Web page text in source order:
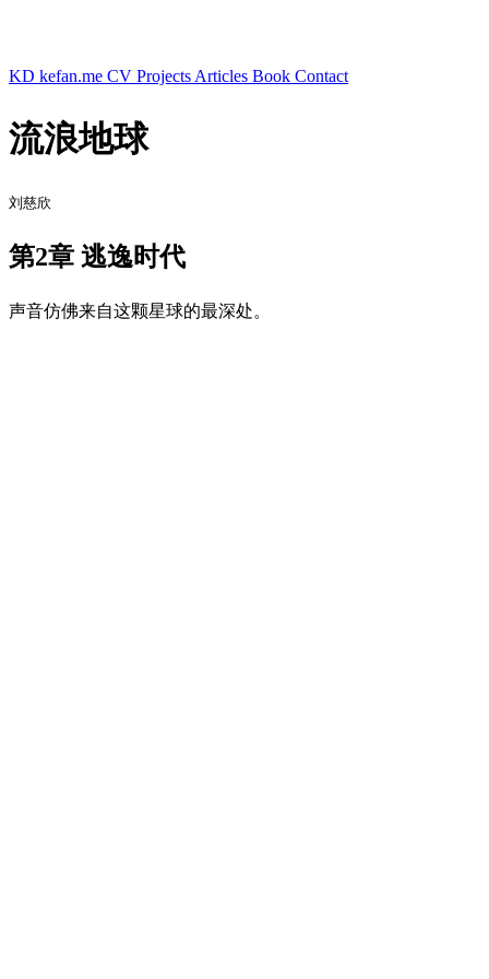
KD kefan.me CV Projects Articles Book Contact
流浪地球
刘慈欣
第2章 逃逸时代
声音仿佛来自这颗星球的最深处。